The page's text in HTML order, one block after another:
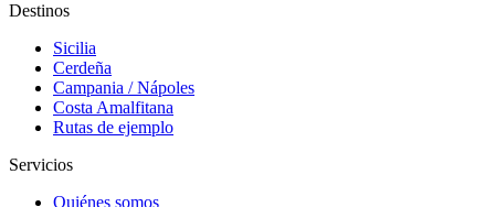
Destinos
Sicilia
Cerdeña
Campania / Nápoles
Costa Amalfitana
Rutas de ejemplo
Servicios
Quiénes somos